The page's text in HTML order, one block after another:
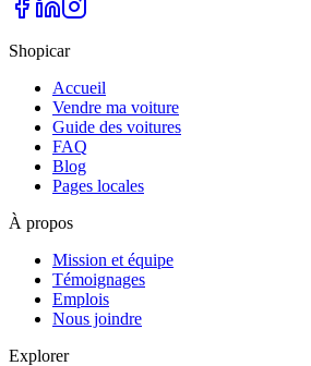
Shopicar
Accueil
Vendre ma voiture
Guide des voitures
FAQ
Blog
Pages locales
À propos
Mission et équipe
Témoignages
Emplois
Nous joindre
Explorer